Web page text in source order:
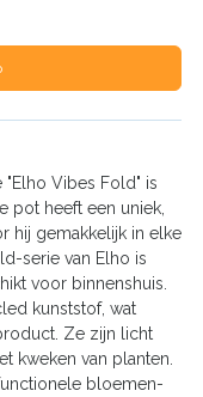
Vibes Fold" is
pot heeft een uniek,
hij gemakkelijk in elke
serie van Elho is
voor binnenshuis.
kunststof, wat
Ze zijn licht
kweken van planten.
bloemen-